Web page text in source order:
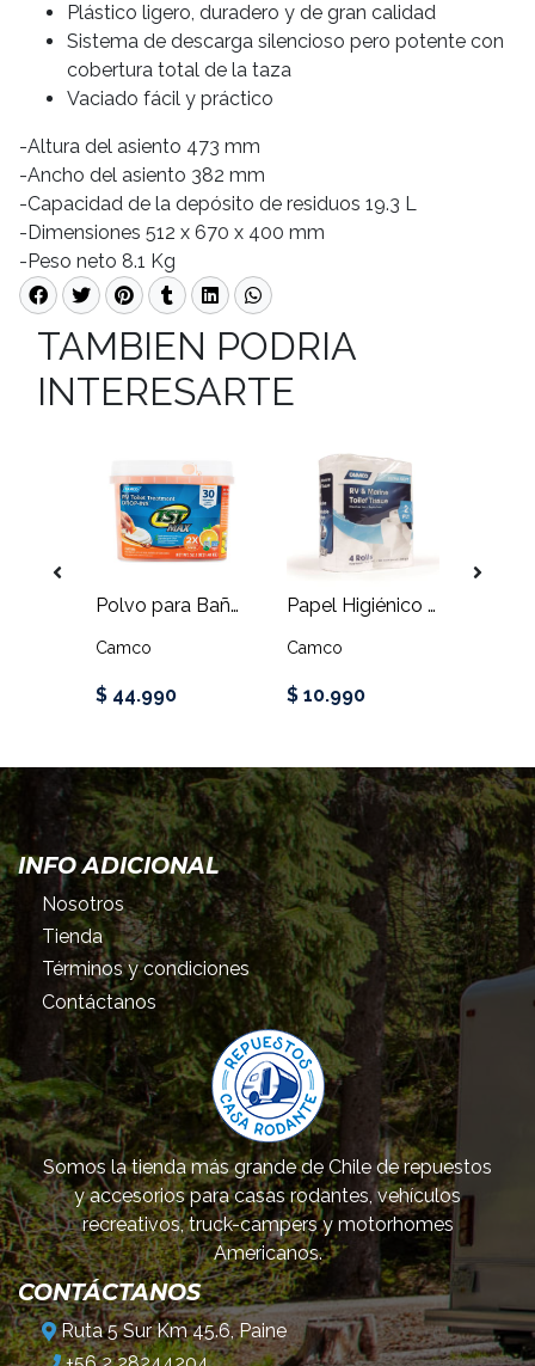
Plástico ligero, duradero y de gran calidad
Sistema de descarga silencioso pero potente con
cobertura total de la taza
Vaciado fácil y práctico
-Altura del asiento 473 mm
-Ancho del asiento 382 mm
-Capacidad de la depósito de residuos 19.3 L
-Dimensiones 512 x 670 x 400 mm
-Peso neto 8.1 Kg
TAMBIEN PODRIA
INTERESARTE
Polvo para Baño, Naranja, 30 UN CAMCO
Camco
$ 44.990
Papel Higiénico RV & Marine 500 hojas
Camco
$ 10.990
INFO ADICIONAL
Nosotros
Tienda
Términos y condiciones
Contáctanos
Somos la tienda más grande de Chile de repuestos
y accesorios para casas rodantes, vehículos
recreativos, truck-campers y motorhomes
Americanos.
CONTÁCTANOS
Ruta 5 Sur Km 45.6, Paine